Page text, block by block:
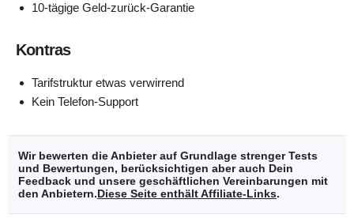
10-tägige Geld-zurück-Garantie
Kontras
Tarifstruktur etwas verwirrend
Kein Telefon-Support
Wir bewerten die Anbieter auf Grundlage strenger Tests
und Bewertungen, berücksichtigen aber auch Dein
Feedback und unsere geschäftlichen Vereinbarungen mit
den Anbietern.Diese Seite enthält Affiliate-Links.